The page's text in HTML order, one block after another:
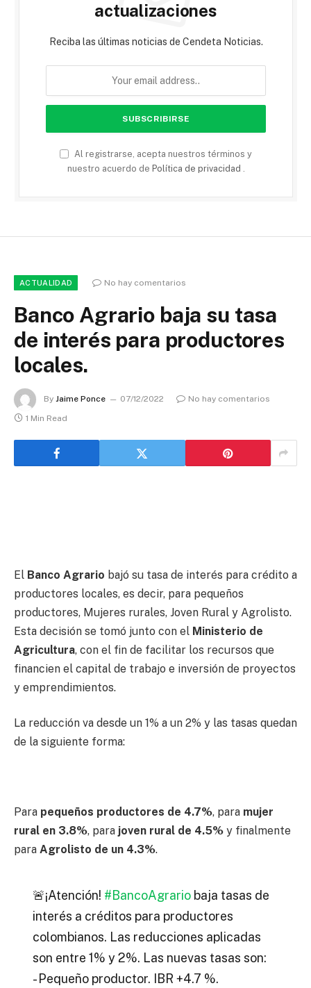
actualizaciones
Reciba las últimas noticias de Cendeta Noticias.
Al registrarse, acepta nuestros términos y
nuestro acuerdo de Política de privacidad .
ACTUALIDAD No hay comentarios
Banco Agrario baja su tasa
de interés para productores
locales.
By Jaime Ponce 07/12/2022
No hay comentarios
1 Min Read
El Banco Agrario bajó su tasa de interés para crédito a
productores locales, es decir, para pequeños
productores, Mujeres rurales, Joven Rural y Agrolisto.
Esta decisión se tomó junto con el Ministerio de
Agricultura, con el fin de facilitar los recursos que
financien el capital de trabajo e inversión de proyectos
y emprendimientos.
La reducción va desde un 1% a un 2% y las tasas quedan
de la siguiente forma:
Para pequeños productores de 4.7%, para mujer
rural en 3.8%, para joven rural de 4.5% y finalmente
para Agrolisto de un 4.3%.
🚨¡Atención! #BancoAgrariobaja tasas de
interés a créditos para productores
colombianos. Las reducciones aplicadas
son entre 1% y 2%. Las nuevas tasas son:
- Pequeño productor. IBR +4.7 %.